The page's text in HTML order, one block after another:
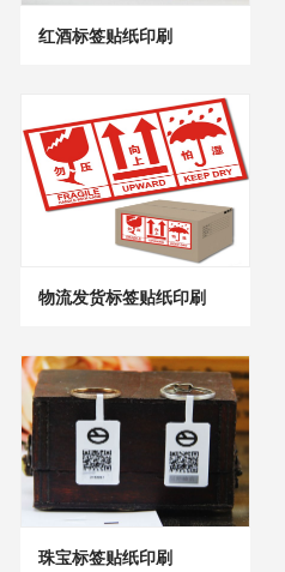
红酒标签贴纸印刷
物流发货标签贴纸印刷
珠宝标签贴纸印刷